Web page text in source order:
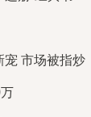
宠 市场被指炒